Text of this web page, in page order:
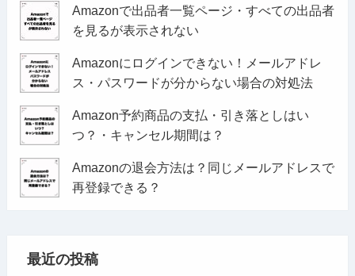
Amazonで出品者一覧ページ・すべての出品者
を見るが表示されない
Amazonにログインできない！メールアドレ
ス・パスワードが分からない場合の対処法
Amazon予約商品の支払・引き落としはい
つ？・キャンセル期間は？
Amazonの退会方法は？同じメールアドレスで
再登録できる？
最近の投稿